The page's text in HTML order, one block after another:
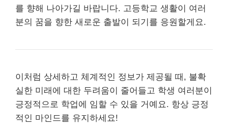
를 향해 나아가길 바랍니다. 고등학교 생활이 여러
분의 꿈을 향한 새로운 출발이 되기를 응원할게요.
이처럼 상세하고 체계적인 정보가 제공될 때, 불확
실한 미래에 대한 두려움이 줄어들고 학생 여러분이
긍정적으로 학업에 임할 수 있을 거예요. 항상 긍정
적인 마인드를 유지하세요!